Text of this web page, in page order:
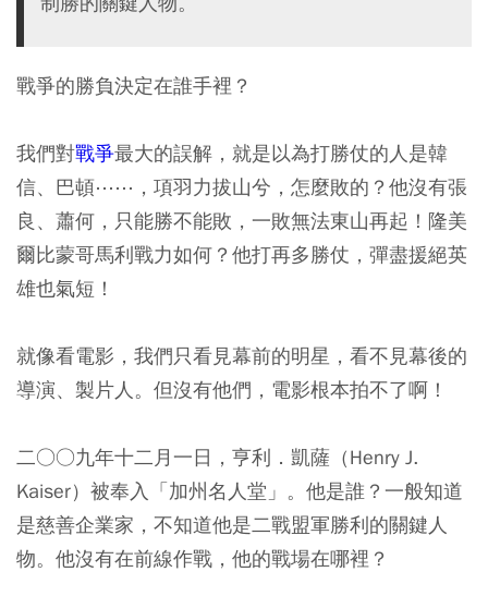
戰爭的勝負決定在誰手裡？
我們對戰爭最大的誤解，就是以為打勝仗的人是韓
信、巴頓⋯⋯，項羽力拔山兮，怎麼敗的？他沒有張
良、蕭何，只能勝不能敗，一敗無法東山再起！隆美
爾比蒙哥馬利戰力如何？他打再多勝仗，彈盡援絕英
雄也氣短！
就像看電影，我們只看見幕前的明星，看不見幕後的
導演、製片人。但沒有他們，電影根本拍不了啊！
二○○九年十二月一日，亨利．凱薩（Henry J.
Kaiser）被奉入「加州名人堂」。他是誰？一般知道
是慈善企業家，不知道他是二戰盟軍勝利的關鍵人
物。他沒有在前線作戰，他的戰場在哪裡？